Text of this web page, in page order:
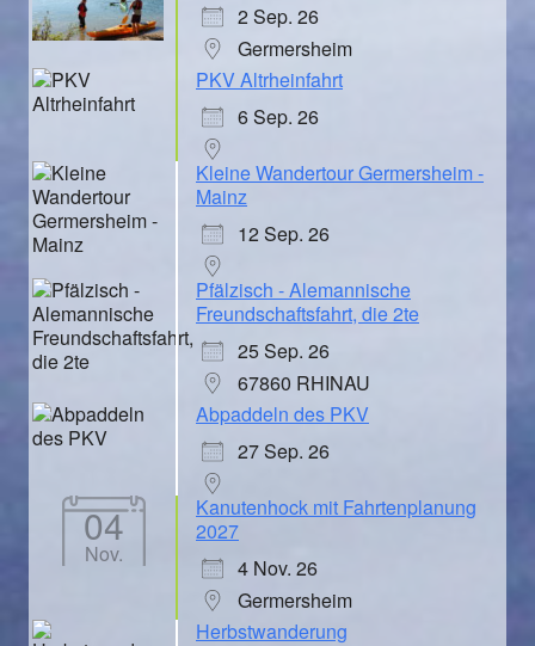
2 Sep. 26
Germersheim
PKV Altrheinfahrt
6 Sep. 26
Kleine Wandertour Germersheim -
Mainz
12 Sep. 26
Pfälzisch - Alemannische
Freundschaftsfahrt, die 2te
25 Sep. 26
67860 RHINAU
Abpaddeln des PKV
27 Sep. 26
04
Nov.
Kanutenhock mit Fahrtenplanung
2027
4 Nov. 26
Germersheim
Herbstwanderung